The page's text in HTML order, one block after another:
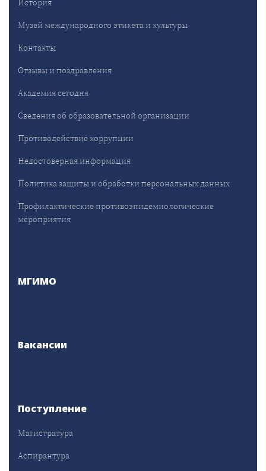
Музей международного этикета и культуры
Контакты
Отзывы и поздравления
Академия сегодня
Сведения об образовательной организации
Противодействие коррупции
Недостоверная информация
Политика защиты и обработки персональных данных
Профилактические противоэпидемиологические
мероприятия
МГИМО
Вакансии
Поступление
Магистратура
Аспирантура